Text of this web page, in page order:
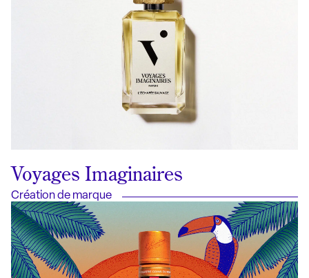
Voyages Imaginaires
Création de marque